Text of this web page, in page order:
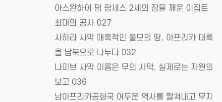
아스완하이 댐 람세스 2세의 잠을 깨운 이집트
최대의 공사 027
사하라 사막 매혹적인 불모의 땅, 아프리카 대륙
을 남북으로 나누다 032
나미브 사막 이름은 무의 사막, 실제로는 자원의
보고 036
남아프리카공화국 어두운 역사를 떨쳐내고 무지